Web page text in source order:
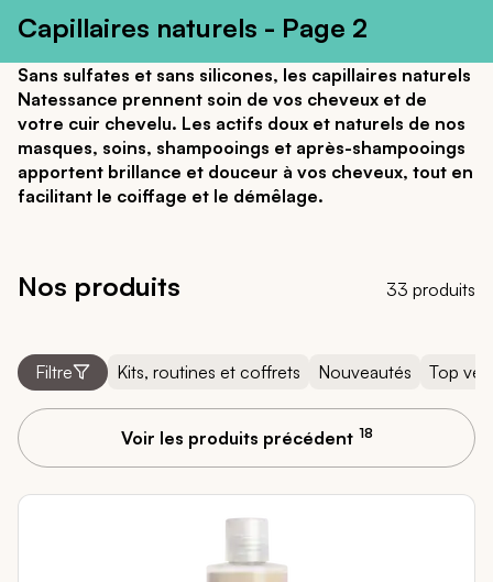
Capillaires naturels - Page 2
Sans sulfates et sans silicones, les capillaires naturels
Natessance prennent soin de vos cheveux et de
votre cuir chevelu. Les actifs doux et naturels de nos
masques, soins, shampooings et après-shampooings
apportent brillance et douceur à vos cheveux, tout en
facilitant le coiffage et le démêlage.
33 produits
Nos produits
Filtre Kits, routines et coffrets Nouveautés Top
Voir les produits précédent 18